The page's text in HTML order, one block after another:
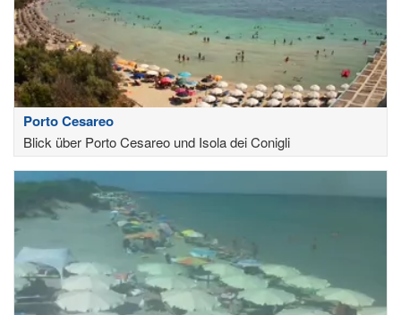
Porto Cesareo
Blick über Porto Cesareo und Isola dei Conigli